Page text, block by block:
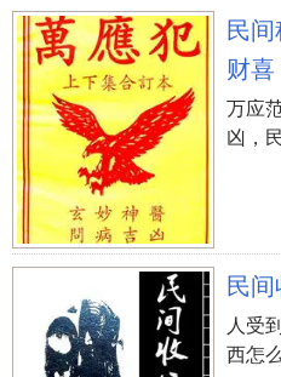
民
财喜
万应
凶，
民
人受
西怎